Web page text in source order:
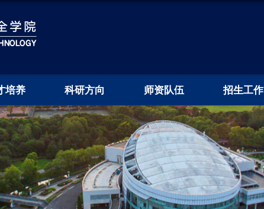
培养 科研方向 师资队伍 招生工作